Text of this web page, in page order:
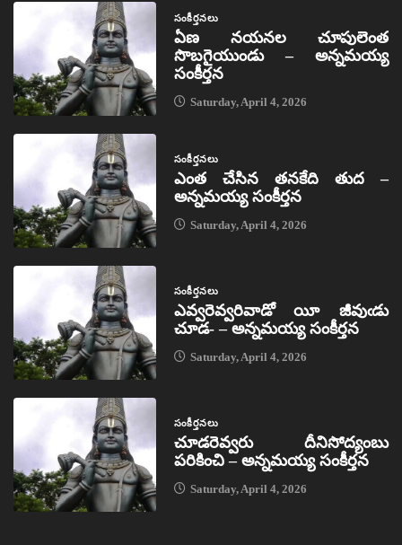
సంకీర్తనలు
ఏణ నయనల చూపులెంత
సొబగైయుండు – అన్నమయ్య
సంకీర్తన
Saturday, April 4, 2026
సంకీర్తనలు
ఎంత చేసిన తనకేది తుద –
అన్నమయ్య సంకీర్తన
Saturday, April 4, 2026
సంకీర్తనలు
ఎవ్వరెవ్వరివాడో యీ జీవుఁడు
చూడ- – అన్నమయ్య సంకీర్తన
Saturday, April 4, 2026
సంకీర్తనలు
చూడరెవ్వరు దీనిసోద్యంబు
పరికించి – అన్నమయ్య సంకీర్తన
Saturday, April 4, 2026